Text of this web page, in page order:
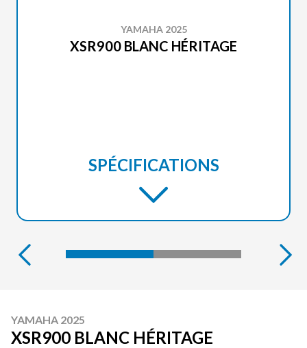
YAMAHA 2025
XSR900 BLANC HÉRITAGE
SPÉCIFICATIONS
YAMAHA 2025
XSR900 BLANC HÉRITAGE